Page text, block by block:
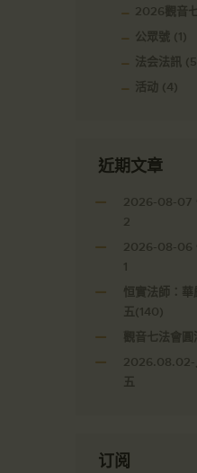
2026觀音
公眾號 (1)
法会法訊
活动 (4)
近期文章
2026-08-07
2
2026-08-06
1
恒實法師：
五(140)
觀音七法會圓
2026.08.02-
五
订阅